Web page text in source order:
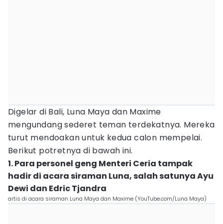
Digelar di Bali, Luna Maya dan Maxime
mengundang sederet teman terdekatnya. Mereka
turut mendoakan untuk kedua calon mempelai.
Berikut potretnya di bawah ini.
1. Para personel geng Menteri Ceria tampak
hadir di acara siraman Luna, salah satunya Ayu
Dewi dan Edric Tjandra
artis di acara siraman Luna Maya dan Maxime (YouTube.com/Luna Maya)